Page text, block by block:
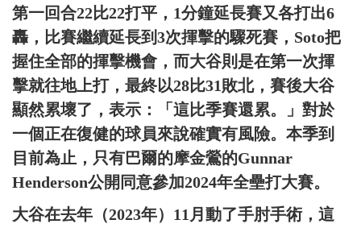
第一回合22比22打平，1分鐘延長賽又各打出6
轟，比賽繼續延長到3次揮擊的驟死賽，Soto把
握住全部的揮擊機會，而大谷則是在第一次揮
擊就往地上打，最終以28比31敗北，賽後大谷
顯然累壞了，表示：「這比季賽還累。」對於
一個正在復健的球員來說確實有風險。本季到
目前為止，只有巴爾的摩金鶯的Gunnar
Henderson公開同意參加2024年全壘打大賽。
大谷在去年（2023年）11月動了手肘手術，這